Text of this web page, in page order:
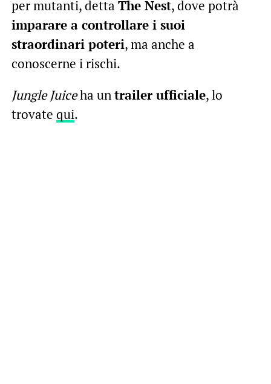
per mutanti, detta The Nest, dove potrà
imparare a controllare i suoi
straordinari poteri, ma anche a
conoscerne i rischi.
Jungle Juiceha untrailer ufficiale, lo
trovate qui.